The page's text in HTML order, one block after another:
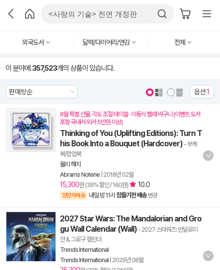
외국도서 달력/다이어리/연감 전체
이 분야에 357,523개의 상품이 있습니다.
옵션1
8월 특별 선물. 각도 조절 테이블 · 이동식 빨래 바구니 (이벤트 도서
포함 국내서·외서 5만원 이상)
Thinking of You (Uplifting Editions): Turn T
his Book Into a Bouquet (Hardcover) - 부케
북/팝업북
몰리 해치
Abrams Noterie 2018년 02월
15,300원 (39% 할인 / 160원) 10.0
양탄자배송 내일 밤 11시 잠들기전 배송 변경
2027 Star Wars: The Mandalorian and Gro
gu Wall Calendar (Wall) - 2027 스타워즈: 만달로리
안 & 그로구 캘린더
Trends International
Trends International 2026년 08월